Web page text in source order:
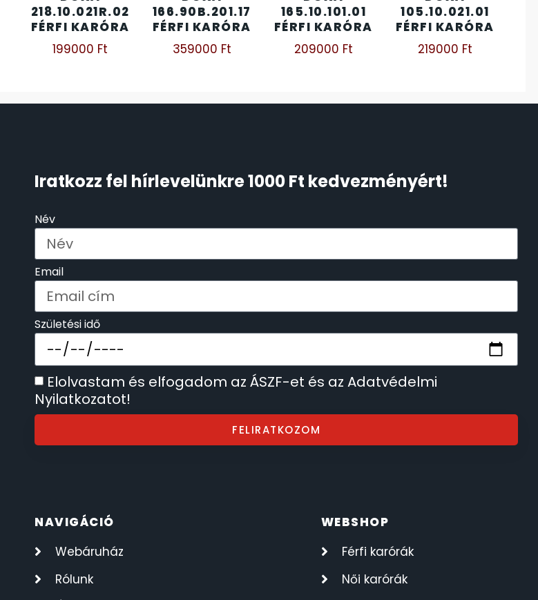
218.10.021R.02
FÉRFI KARÓRA
199000 Ft
166.90B.201.17
FÉRFI KARÓRA
359000 Ft
165.10.101.01
FÉRFI KARÓRA
209000 Ft
105.10.021.01
FÉRFI KARÓRA
219000 Ft
Iratkozz fel hírlevelünkre 1000 Ft kedvezményért!
Név
Email
Születési idő
Elolvastam és elfogadom az ÁSZF-et és az Adatvédelmi
Nyilatkozatot!
FELIRATKOZOM
NAVIGÁCIÓ
Webáruház
Rólunk
WEBSHOP
Férfi karórák
Női karórák
ÖNGYÚJTÓK 83
ÓRAFORGATÓK
PULSAR
SANTA BARBARA
SECTOR 17
SENCOR 49
26
SZÍJAK